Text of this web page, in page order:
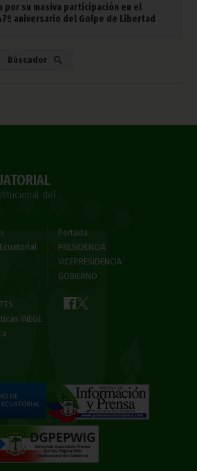
por su masiva participación en el
aniversario del Golpe de Libertad
Búscador
del
Portada
PRESIDENCIA
VICEPRESIDENCIA
GOBIERNO
INEGE